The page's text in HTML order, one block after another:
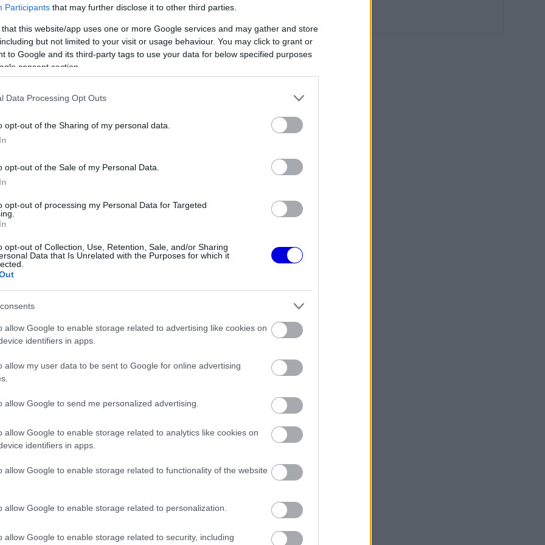
Participants that may further disclose it to other third parties.
that this website/app uses one or more Google services and may gather and store
but not limited to your visit or usage behaviour. You may click to grant or
to Google and its third-party tags to use your data for below specified purposes
consent section.
Data Processing Opt Outs
opt-out of the Sharing of my personal data.
opt-out of the Sale of my Personal Data.
opt-out of processing my Personal Data for Targeted
opt-out of Collection, Use, Retention, Sale, and/or Sharing
Data that Is Unrelated with the Purposes for which it
allow Google to enable storage related to advertising like cookies on
identifiers in apps.
allow my user data to be sent to Google for online advertising
allow Google to send me personalized advertising.
allow Google to enable storage related to analytics like cookies on
identifiers in apps.
allow Google to enable storage related to functionality of the website
allow Google to enable storage related to personalization.
allow Google to enable storage related to security, including
hogy a jövőben kevesebb gyakorlásra,
győzelemért – ez
Hamilton
szenvedélyéről
– akár két, akár három napos –
pont vagy pozíció” – fogalmazott
bevezetése is ezt a célt szolgálta.
is kezdenek népszerűvé válni, akik
hogy ezek a versenyek valódi
is motiváló.”
azon, hogyan lehetne a promóterekkel
egy dinamikusabb, tömörebb hétvégi
és azon kívül zajló események egyaránt